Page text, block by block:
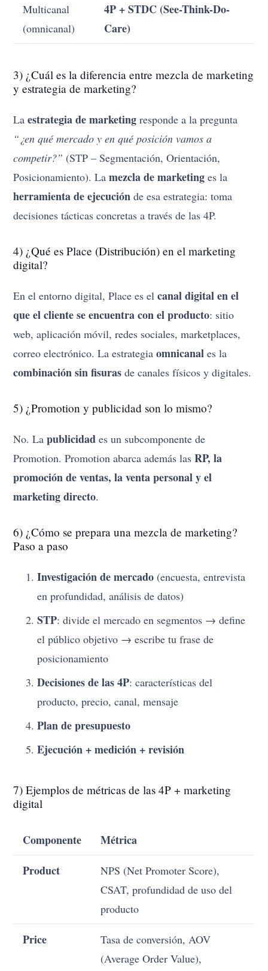
Multicanal
(omnicanal)
4P + STDC (See-Think-Do-
Care)
3) ¿Cuál es la diferencia entre mezcla de marketing
y estrategia de marketing?
Laestrategia de marketing responde a la pregunta
“¿en qué mercado y en qué posición vamos a
competir?” (STP – Segmentación, Orientación,
Posicionamiento). Lamezcla de marketing es la
herramienta de ejecución de esa estrategia: toma
decisiones tácticas concretas a través de las 4P.
4) ¿Qué es Place (Distribución) en el marketing
digital?
En el entorno digital, Place es elcanal digital en el
que el cliente se encuentra con el producto: sitio
web, aplicación móvil, redes sociales, marketplaces,
correo electrónico. La estrategiaomnicanal es la
combinación sin fisuras de canales físicos y digitales.
5) ¿Promotion y publicidad son lo mismo?
No. Lapublicidad es un subcomponente de
Promotion. Promotion abarca además lasRP, la
promoción de ventas, la venta personal y el
marketing directo.
6) ¿Cómo se prepara una mezcla de marketing?
Paso a paso
Investigación de mercado (encuesta, entrevista
en profundidad, análisis de datos)
STP: divide el mercado en segmentos → define
el público objetivo → escribe tu frase de
posicionamiento
Decisiones de las 4P: características del
producto, precio, canal, mensaje
Plan de presupuesto
Ejecución + medición + revisión
7) Ejemplos de métricas de las 4P + marketing
digital
Componente
Métrica
Product
NPS (Net Promoter Score),
CSAT, profundidad de uso del
producto
Price
Tasa de conversión, AOV
(Average Order Value),